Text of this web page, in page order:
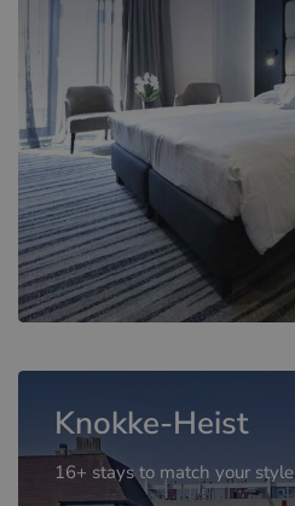
Knokke-Heist
16+ stays to match your style